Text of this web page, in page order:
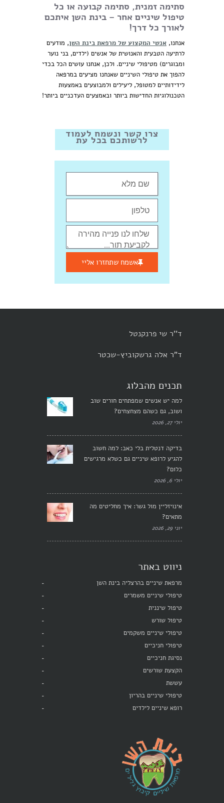
סתימה זמנית, סתימה קבועה או כל
טיפול שיניים אחר – בינת השן איתכם
לאורך כל דרך!
אנחנו, אנשי המקצוע של מרפאת בינת השן, מודעים
לרתיעה הטבעית והאנושית של אנשים (ילדים, בני נוער
ומבוגרים) מטיפולי שיניים. ולכן, אנחנו עושים הכל בכדי
להפוך את טיפולי השיניים שאנחנו מציעים במרפאה
לידידותיים למטופל, ליעילים ולמבוצעים באמצעות
הטכנולוגיות החדישות ביותר ובאמצעים העדכניים ביותר!
צרו קשר ונשמח לעמוד
לרשותכם בכל עת
אשמח שתחזרו אליי
ד''ר שי פרנקנטל
ד"ר אלה גרשקוביץ-שכטר
תכנים מהבלוג
למה יש אנשים שמפתחים חורים שוב
ושוב, גם כשהם מצחצחים?
יולי 27, 2026
בדיקה דנטלית בלי כאב: למה חשוב
להגיע לרופא שיניים גם כשלא מרגישים
כלום?
יולי 6, 2026
אינויזליין מול גשר: איך מחליטים מה
מתאים?
יוני 29, 2026
ניווט באתר
מרפאת שיניים בהרצליה בינת השן
טיפולי שיניים משמרים
טיפול שיננית
טיפול שורש
טיפולי שיניים משקמים
טיפולי חניכיים
נסיגת חניכיים
הקצעת שורשים
עששת
טיפולי שיניים בהריון
רופא שיניים לילדים